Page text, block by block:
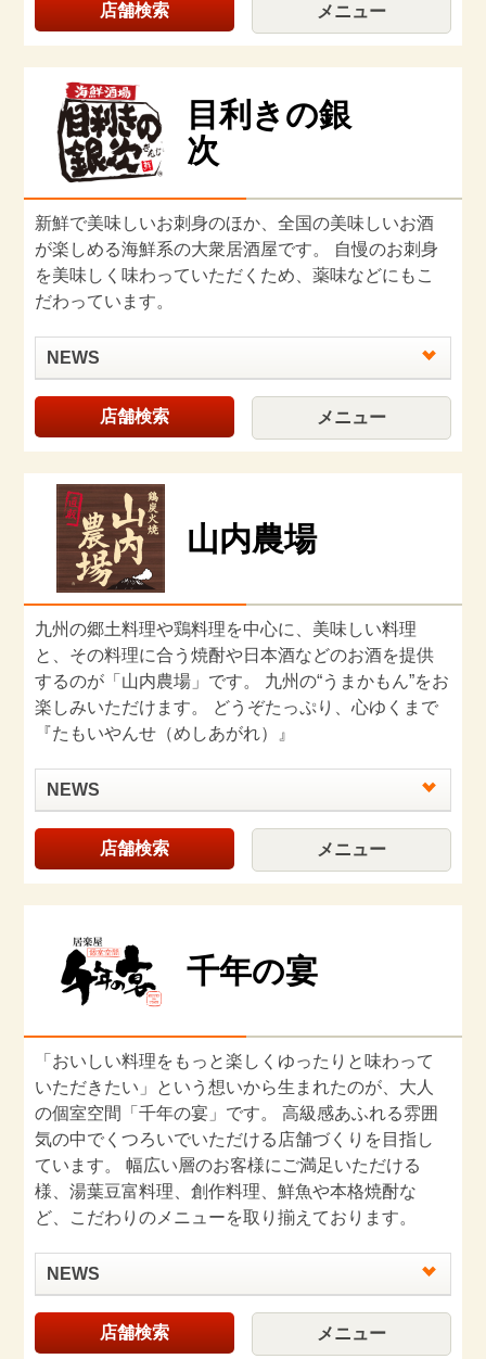
店舗検索 メニュー
目利きの銀
次
新鮮で美味しいお刺⾝のほか、全国の美味しいお酒
が楽しめる海鮮系の大衆居酒屋です。 自慢のお刺身
を美味しく味わっていただくため、薬味などにもこ
だわっています。
NEWS
店舗検索 メニュー
山内農場
九州の郷土料理や鶏料理を中心に、美味しい料理
と、その料理に合う焼酎や日本酒などのお酒を提供
するのが「山内農場」です。 九州の“うまかもん”をお
楽しみいただけます。 どうぞたっぷり、心ゆくまで
『たもいやんせ（めしあがれ）』
NEWS
店舗検索 メニュー
千年の宴
「おいしい料理をもっと楽しくゆったりと味わって
いただきたい」という想いから生まれたのが、大人
の個室空間「千年の宴」です。 高級感あふれる雰囲
気の中でくつろいでいただける店舗づくりを目指し
ています。 幅広い層のお客様にご満足いただける
様、湯葉豆富料理、創作料理、鮮魚や本格焼酎な
ど、こだわりのメニューを取り揃えております。
NEWS
店舗検索 メニュー